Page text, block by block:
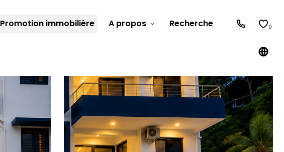
Promotion immobilière A propos Recherche 0